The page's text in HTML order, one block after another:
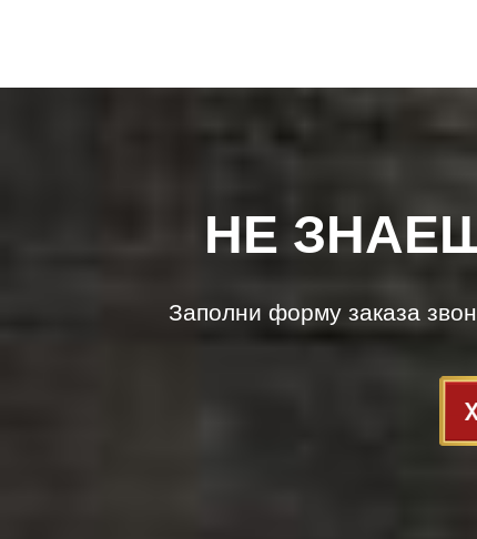
НЕ
Заполни форму заказа